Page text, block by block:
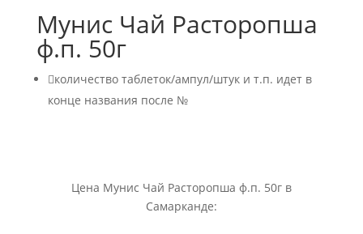
Мунис Чай Расторопша
ф.п. 50г
количество таблеток/ампул/штук и т.п. идет в
конце названия после №
Цена Мунис Чай Расторопша ф.п. 50г в
Самарканде: